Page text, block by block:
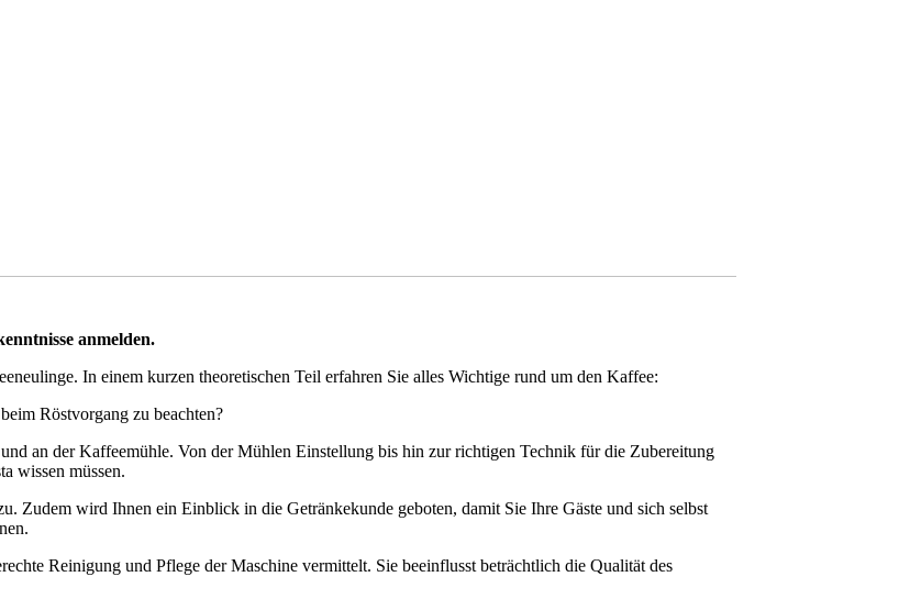
anmelden.
In einem kurzen theoretischen Teil erfahren Sie alles Wichtige rund um den Kaffee:
Röstvorgang zu beachten?
an der Kaffeemühle. Von der Mühlen Einstellung bis hin zur richtigen Technik für die Zubereitung
wissen müssen.
Zudem wird Ihnen ein Einblick in die Getränkekunde geboten, damit Sie Ihre Gäste und sich selbst
Reinigung und Pflege der Maschine vermittelt. Sie beeinflusst beträchtlich die Qualität des